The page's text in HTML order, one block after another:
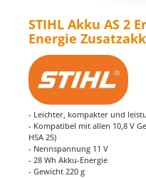
STIHL Akku AS 2
Energie
- Leichter, kompakter und
- Kompatibel mit allen 10,8 V
HSA 25)
- Nennspannung 11 V
- 28 Wh Akku-Energie
- Gewicht 220 g